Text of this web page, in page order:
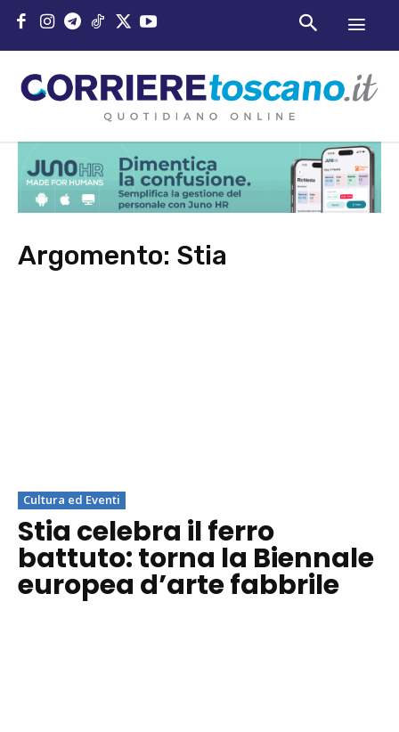
Argomento: Stia
Cultura ed Eventi
Stia celebra il ferro
battuto: torna la Biennale
europea d’arte fabbrile